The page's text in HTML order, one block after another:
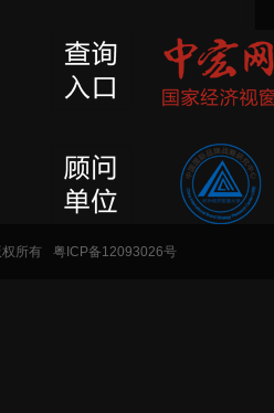
所有 粤ICP备12093026号